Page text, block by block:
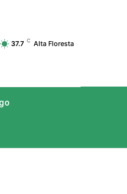
37.7 C Alta Floresta